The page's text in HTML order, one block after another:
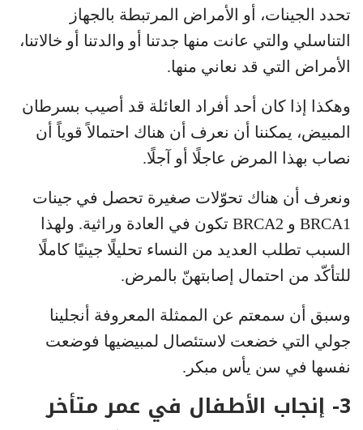
تحدد الجينات، أو الأمراض المرتبطة بالجهاز
التناسلي والتي عانت منها جدتنا أو والدتنا أو خالاتنا،
الأمراض التي قد نعاني منها.
وهكذا إذا كان أحد أفراد العائلة قد أصيب بسرطان
المبيض، يمكننا أن نعرف أن هناك احتمالاً قوياً أن
نصاب بهذا المرض عاجلًا أو آجلًا.
ونعرف أن هناك تحوّلات صغيرة تحصل في جينات
BRCA1 و BRCA2 تكون في العادة وراثية. ولهذا
السبب تطلب العديد من النساء تحليلًا جينيًا كاملًا
للتأكّد من احتمال إصابتهنّ بالمرض.
وسبق أن سمعتم عن الممثلة المعروفة أنجلينا
جولي التي خضعت لاستئصال لمبيضيها فوضعت
نفسها في سن يأس مبكر.
3- إنجاب الأطفال في عمر متأخر